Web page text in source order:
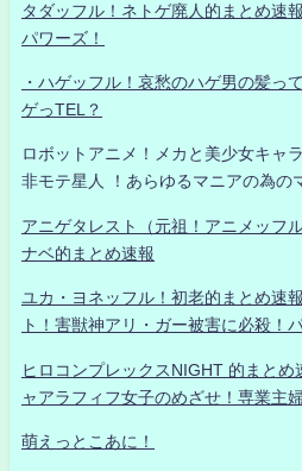
タダッフル！ネトゲ廃人的まとめ速
パワーズ！
・ハゲッフル！哀愁のハゲ男の髪っ
ゲっTEL？
ロボットアニメ！メカと美少女キャ
非モテ星人 ！あらゆるマニアの為の
アニゲタレスト（元祖！アニメッフ
ナベ的まとめ速報
ユカ・ヨネッフル！初老的まとめ速
ト！害獣神アリ・ガー被害に必殺！
ヒロコンプレックスNIGHT 的まと
ャアラフィフ女子のめざせ！専業主
萌えっとこあに！